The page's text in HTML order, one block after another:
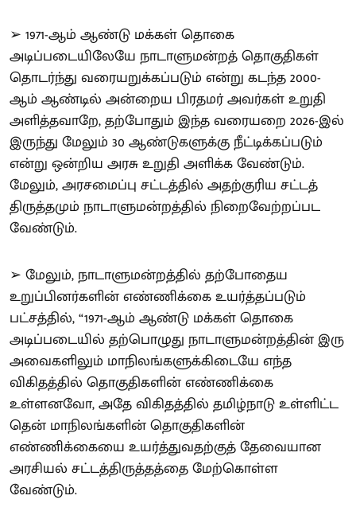
➢ 1971-ஆம் ஆண்டு மக்கள் தொகை
அடிப்படையிலேயே நாடாளுமன்றத் தொகுதிகள்
தொடர்ந்து வரையறுக்கப்படும் என்று கடந்த 2000-
ஆம் ஆண்டில் அன்றைய பிரதமர் அவர்கள் உறுதி
அளித்தவாறே, தற்போதும் இந்த வரையறை 2026-இல்
இருந்து மேலும் 30 ஆண்டுகளுக்கு நீட்டிக்கப்படும்
என்று ஒன்றிய அரசு உறுதி அளிக்க வேண்டும்.
மேலும், அரசமைப்பு சட்டத்தில் அதற்குரிய சட்டத்
திருத்தமும் நாடாளுமன்றத்தில் நிறைவேற்றப்பட
வேண்டும்.
➢ மேலும், நாடாளுமன்றத்தில் தற்போதைய
உறுப்பினர்களின் எண்ணிக்கை உயர்த்தப்படும்
பட்சத்தில், “1971-ஆம் ஆண்டு மக்கள் தொகை
அடிப்படையில் தற்பொழுது நாடாளுமன்றத்தின் இரு
அவைகளிலும் மாநிலங்களுக்கிடையே எந்த
விகிதத்தில் தொகுதிகளின் எண்ணிக்கை
உள்ளனவோ, அதே விகிதத்தில் தமிழ்நாடு உள்ளிட்ட
தென் மாநிலங்களின் தொகுதிகளின்
எண்ணிக்கையை உயர்த்துவதற்குத் தேவையான
அரசியல் சட்டத்திருத்தத்தை மேற்கொள்ள
வேண்டும்.